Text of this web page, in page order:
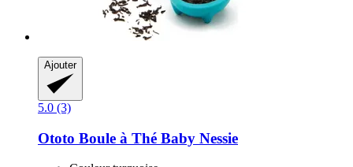
Ajouter
5.0 (3)
Ototo Boule à Thé Baby Nessie